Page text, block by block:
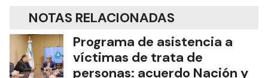
NOTAS RELACIONADAS
Programa de asistencia a
víctimas de trata de
personas: acuerdo Nación y